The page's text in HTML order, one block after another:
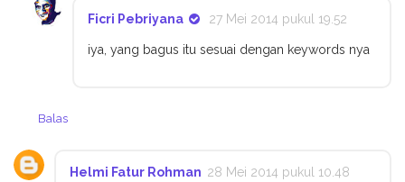
Ficri Pebriyana 27 Mei 2014 pukul 19.52
iya, yang bagus itu sesuai dengan keywords nya
Balas
Helmi Fatur Rohman 28 Mei 2014 pukul 10.48